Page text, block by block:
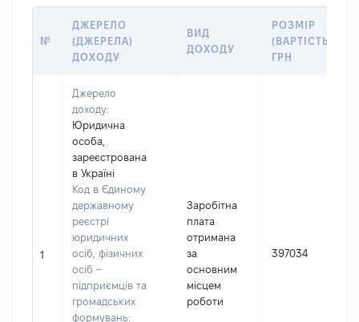
№
ДЖЕРЕЛО
(ДЖЕРЕЛА)
ДОХОДУ
ВИД
ДОХОДУ
РОЗМІР
(ВАРТІСТЬ),
ГРН
1
Джерело
доходу:
Юридична
особа,
зареєстрована
в Україні
Код в Єдиному
державному
реєстрі
юридичних
осіб, фізичних
осіб –
підприємців та
громадських
формувань:
Заробітна
плата
отримана
за
основним
місцем
роботи
397034